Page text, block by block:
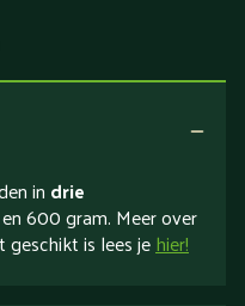
in drie
600 gram. Meer over
is lees jehier!